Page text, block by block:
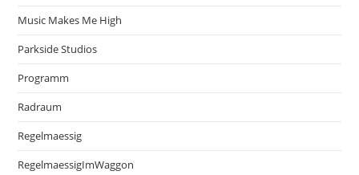
Music Makes Me High
Parkside Studios
Programm
Radraum
Regelmaessig
RegelmaessigImWaggon